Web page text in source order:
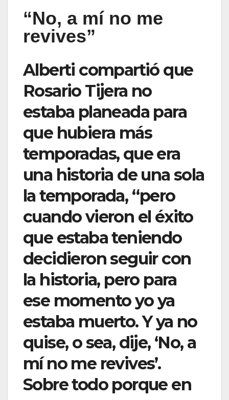
“No, a mí no me
revives”
Alberti compartió que
Rosario Tijera no
estaba planeada para
que hubiera más
temporadas, que era
una historia de una sola
la temporada, “pero
cuando vieron el éxito
que estaba teniendo
decidieron seguir con
la historia, pero para
ese momento yo ya
estaba muerto. Y ya no
quise, o sea, dije, ‘No, a
mí no me revives’.
Sobre todo porque en